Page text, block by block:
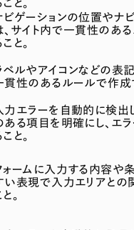
と。
ビゲーションの位置やナ
、サイト内で一貫性のあ
と。
ベルやアイコンなどの表
貫性のあるルールで作成
力エラーを自動的に検出
ある項目を明確にし、エ
と。
ォームに入力する内容や
い表現で入力エリアとの
。